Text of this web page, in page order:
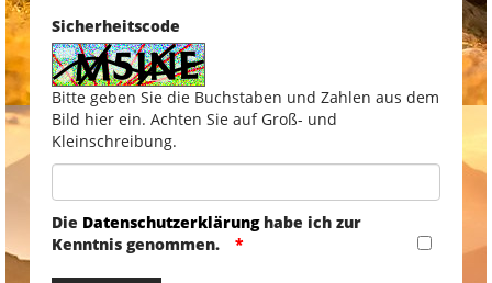
Sicherheitscode
Bitte geben Sie die Buchstaben und Zahlen aus dem
Bild hier ein. Achten Sie auf Groß- und
Kleinschreibung.
Die Datenschutzerklärunghabe ich zur
Kenntnis genommen.